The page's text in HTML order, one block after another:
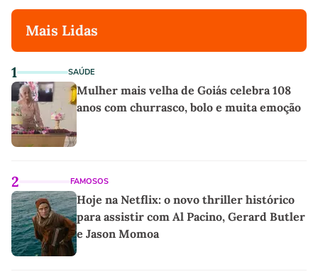
Mais Lidas
1 SAÚDE
Mulher mais velha de Goiás celebra 108
anos com churrasco, bolo e muita emoção
2 FAMOSOS
Hoje na Netflix: o novo thriller histórico
para assistir com Al Pacino, Gerard Butler
e Jason Momoa